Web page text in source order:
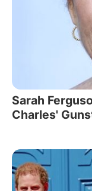
Sarah
Charles'